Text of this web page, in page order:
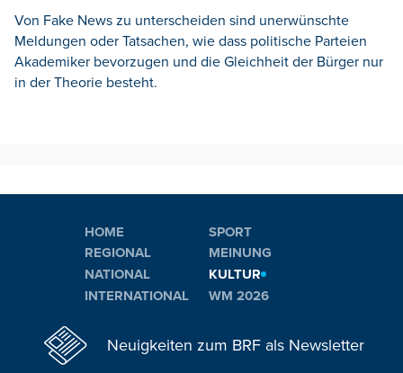
Von Fake News zu unterscheiden sind unerwünschte
Meldungen oder Tatsachen, wie dass politische Parteien
Akademiker bevorzugen und die Gleichheit der Bürger nur
in der Theorie besteht.
HOME
REGIONAL
NATIONAL
INTERNATIONAL
SPORT
MEINUNG
KULTUR
WM 2026
Neuigkeiten zum BRF als Newsletter